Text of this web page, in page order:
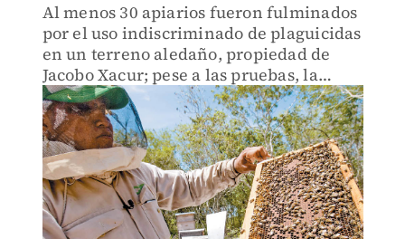
Al menos 30 apiarios fueron fulminados
por el uso indiscriminado de plaguicidas
en un terreno aledaño, propiedad de
Jacobo Xacur; pese a las pruebas, la
Procuraduría Ambiental decidió dar
carpetazo al asunto.